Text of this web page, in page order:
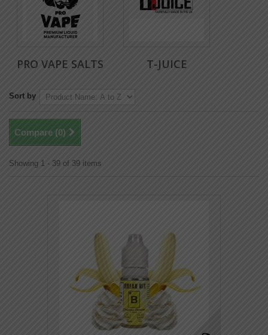
PRO VAPE SALTS T-JUICE
Sort by
Compare (0)
Showing 1 - 39 of 39 items